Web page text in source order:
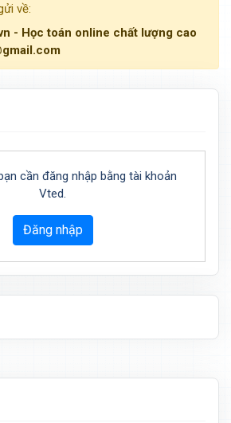
về:
- Học toán online chất lượng cao
cần đăng nhập bằng tài khoản
Vted.
Đăng nhập